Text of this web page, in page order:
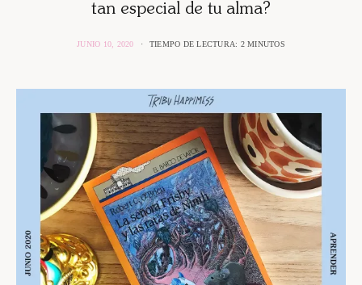
tan especial de tu alma?
JUNIO 10, 2020 TIEMPO DE LECTURA: 2 MINUTOS